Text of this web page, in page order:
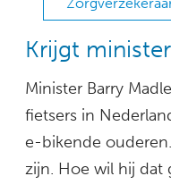
Krijgt
Minister Barry
fietsers in
e-bikende
zijn. Hoe wil hij dat